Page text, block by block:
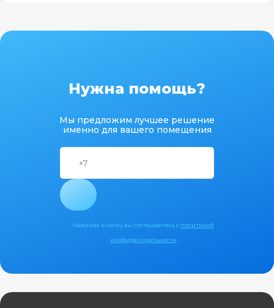
Нужна помощь?
Мы предложим лучшее решение
именно для вашего помещения
Нажимая кнопку вы соглашаетесь с политикой
конфиденциальности